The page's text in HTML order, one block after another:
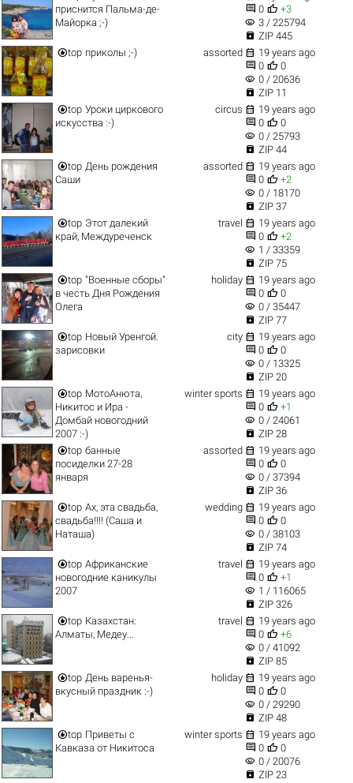
приснится Пальма-де-
Майорка ;-)
 0  +3
visibility 3 / 225794
 ZIP 445
top приколы ;-) assorted  19 years ago
 0  0
visibility 0 / 20636
 ZIP 11
top Уроки циркового
искусства :-)
circus  19 years ago
 0  0
visibility 0 / 25793
 ZIP 44
top День рождения
Саши
assorted  19 years ago
 0  +2
visibility 0 / 18170
 ZIP 37
top Этот далекий
край, Междуреченск
travel  19 years ago
 0  +2
visibility 1 / 33359
 ZIP 75
top "Военные сборы"
в честь Дня Рождения
Олега
holiday  19 years ago
 0  0
visibility 0 / 35447
 ZIP 77
top Новый Уренгой.
зарисовки
city  19 years ago
 0  0
visibility 0 / 13325
 ZIP 20
top МотоАнюта,
Никитос и Ира -
Домбай новогодний
2007 :-)
winter sports  19 years ago
 0  +1
visibility 0 / 24061
 ZIP 28
top банные
посиделки 27-28
января
assorted  19 years ago
 0  0
visibility 0 / 37394
 ZIP 36
top Ах, эта свадьба,
свадьба!!!! (Саша и
Наташа)
wedding  19 years ago
 0  0
visibility 0 / 38103
 ZIP 74
top Африканские
новогодние каникулы
2007
travel  19 years ago
 0  +1
visibility 1 / 116065
 ZIP 326
top Казахстан:
Алматы, Медеу...
travel  19 years ago
 0  +6
visibility 0 / 41092
 ZIP 85
top День варенья-
вкусный праздник :-)
holiday  19 years ago
 0  0
visibility 0 / 29290
 ZIP 48
top Приветы с
Кавказа от Никитоса
winter sports  19 years ago
 0  0
visibility 0 / 20076
 ZIP 23